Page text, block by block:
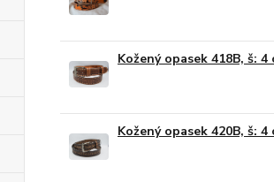
Kožený opasek 418B, š: 4
Kožený opasek 420B, š: 4